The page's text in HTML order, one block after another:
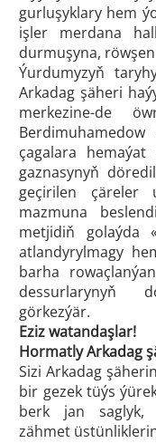
gurluşyklary hem
işler merdana
durmuşyna,
Ýurdumyzyň
Arkadag şäheri
merkezine-de
çagalara hemaýat
gaznasynyň
geçirilen çäreler
mazmuna
metjidiň golaýda
atlandyrylmagy
barha
dessurlarynyň
görkezýär.
Eziz watandaşlar!
Hormatly Arkadag
Sizi Arkadag
bir gezek tüýs
berk jan saglyk,
zähmet